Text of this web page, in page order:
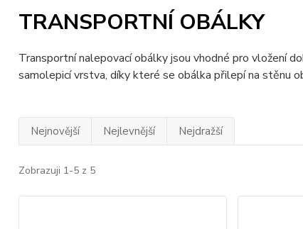
TRANSPORTNÍ OBÁLKY
Transportní nalepovací obálky jsou vhodné pro vložení
samolepicí vrstva, díky které se obálka přilepí na stěnu
Nejnovější Nejlevnější Nejdražší
Zobrazuji 1-5 z 5